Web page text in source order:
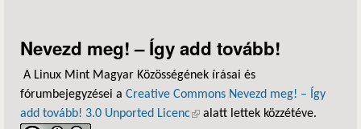
Nevezd meg! – Így add tovább!
A Linux Mint Magyar Közösségének írásai és
fórumbejegyzései a Creative Commons Nevezd meg! – Így
add tovább! 3.0 Unported Licenc(külső hivatkozás)
alatt lettek közzétéve.